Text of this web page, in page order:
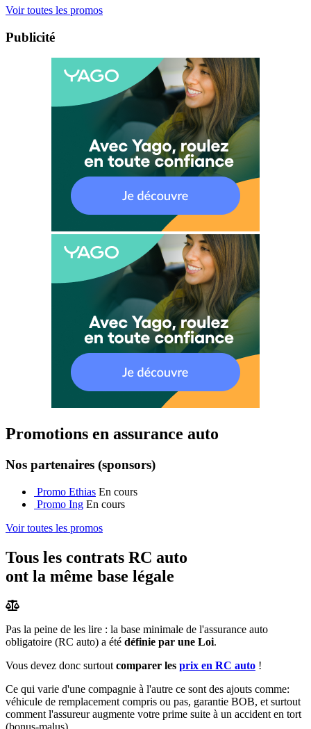
Voir toutes les promos
Publicité
Promotions en assurance auto
Nos partenaires (sponsors)
Promo Ethias En cours
Promo Ing En cours
Voir toutes les promos
Tous les contrats RC auto
ont la même base légale
Pas la peine de les lire : la base minimale de l'assurance auto
obligatoire (RC auto) a été définie par une Loi.
Vous devez donc surtout comparer les prix en RC auto !
Ce qui varie d'une compagnie à l'autre ce sont des ajouts comme:
véhicule de remplacement compris ou pas, garantie BOB, et surtout
comment l'assureur augmente votre prime suite à un accident en tort
(bonus-malus).